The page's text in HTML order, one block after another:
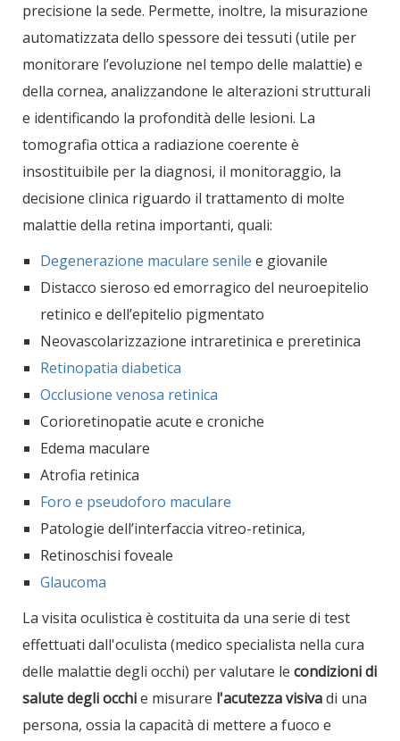
precisione la sede. Permette, inoltre, la misurazione
automatizzata dello spessore dei tessuti (utile per
monitorare l’evoluzione nel tempo delle malattie) e
della cornea, analizzandone le alterazioni strutturali
e identificando la profondità delle lesioni. La
tomografia ottica a radiazione coerente è
insostituibile per la diagnosi, il monitoraggio, la
decisione clinica riguardo il trattamento di molte
malattie della retina importanti, quali:
Degenerazione maculare senile e giovanile
Distacco sieroso ed emorragico del neuroepitelio
retinico e dell’epitelio pigmentato
Neovascolarizzazione intraretinica e preretinica
Retinopatia diabetica
Occlusione venosa retinica
Corioretinopatie acute e croniche
Edema maculare
Atrofia retinica
Foro e pseudoforo maculare
Patologie dell’interfaccia vitreo-retinica,
Retinoschisi foveale
Glaucoma
La visita oculistica è costituita da una serie di test
effettuati dall'oculista (medico specialista nella cura
delle malattie degli occhi) per valutare le condizioni di
salute degli occhie misurare l'acutezza visivadi una
persona, ossia la capacità di mettere a fuoco e